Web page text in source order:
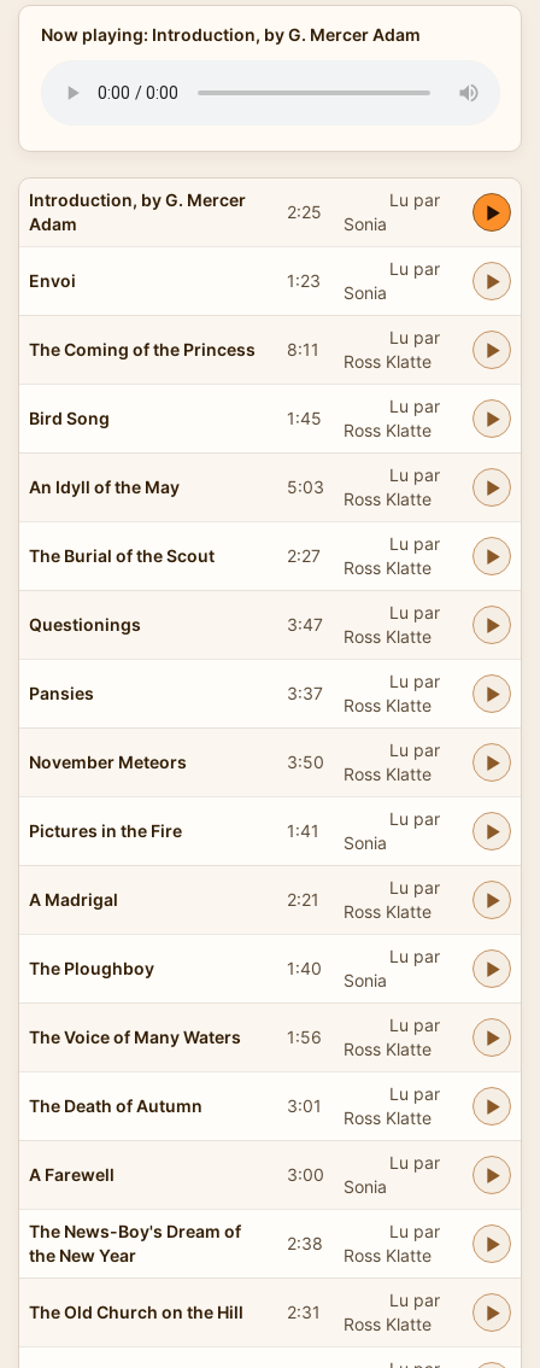
Now playing: Introduction, by G. Mercer Adam
Introduction, by G. Mercer
Adam
2:25
Lu par
Sonia
Envoi 1:23
Lu par
Sonia
The Coming of the Princess 8:11
Lu par
Ross Klatte
Bird Song 1:45
Lu par
Ross Klatte
An Idyll of the May 5:03
Lu par
Ross Klatte
The Burial of the Scout 2:27
Lu par
Ross Klatte
Questionings 3:47
Lu par
Ross Klatte
Pansies 3:37
Lu par
Ross Klatte
November Meteors 3:50
Lu par
Ross Klatte
Pictures in the Fire 1:41
Lu par
Sonia
A Madrigal 2:21
Lu par
Ross Klatte
The Ploughboy 1:40
Lu par
Sonia
The Voice of Many Waters 1:56
Lu par
Ross Klatte
The Death of Autumn 3:01
Lu par
Ross Klatte
A Farewell 3:00
Lu par
Sonia
The News-Boy's Dream of
the New Year
2:38
Lu par
Ross Klatte
The Old Church on the Hill 2:31
Lu par
Ross Klatte